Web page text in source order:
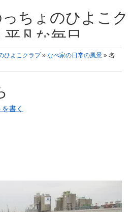
ちょのひよこク
平凡な毎日
雑記 何十年後かに、大きくなったひよ
とを夢見て。& 3児ママの平凡日記 日々
、便利グッズの紹介
ひよこクラブ » なべ家の日常の風景 » 名
書く